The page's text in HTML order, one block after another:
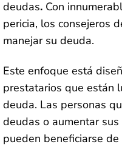
deudas. Con
pericia, los consejeros
manejar su deuda.
Este enfoque está
prestatarios que están
deuda. Las personas
deudas o aumentar
pueden beneficiarse de